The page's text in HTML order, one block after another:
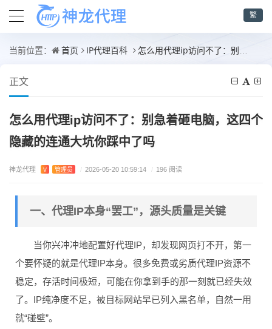
繁
当前位置： 首页 IP代理百科 怎么用代理ip访问不了：别急着砸电脑，这四个隐藏的连通大坑你踩中了吗
正文
怎么用代理ip访问不了：别急着砸电脑，这四个
隐藏的连通大坑你踩中了吗
神龙代理 V 管理员 / 2026-05-20 10:59:14 / 196 阅读
一、代理IP本身“罢工”，源头质量是关键
当你兴冲冲地配置好代理IP，却发现网页打不开，第一
个要怀疑的就是代理IP本身。很多免费或劣质代理IP资源不
稳定，存活时间极短，可能在你拿到手的那一刻就已经失效
了。IP纯净度不足，被目标网站早已列入黑名单，自然一用
就“碰壁”。